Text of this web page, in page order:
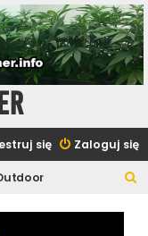
Zaloguj się
się